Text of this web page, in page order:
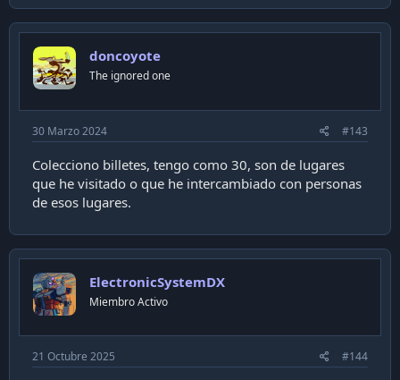
c
t
o
n
s
doncoyote
The ignored one
30 Marzo 2024 #143
Colecciono billetes, tengo como 30, son de lugares
que he visitado o que he intercambiado con personas
de esos lugares.
ElectronicSystemDX
Miembro Activo
21 Octubre 2025 #144